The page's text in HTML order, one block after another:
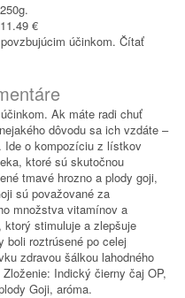
250g.
11.49 €
účinkom. Čítať
Ak máte radi chuť
dôvodu sa ich vzdáte –
Ide o kompozíciu z lístkov
ktoré sú skutočnou
tmavé hrozno a plody goji,
sú považované za
množstva vitamínov a
ktorý stimuluje a zlepšuje
boli roztrúsené po celej
zdravou šálkou lahodného
Indický čierny čaj OP,
Goji, aróma.